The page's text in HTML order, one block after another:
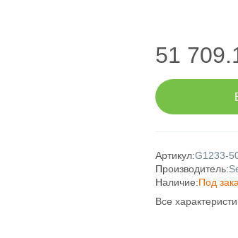
51
Артикул:G1233-
Производитель:
Наличие:Под
Все